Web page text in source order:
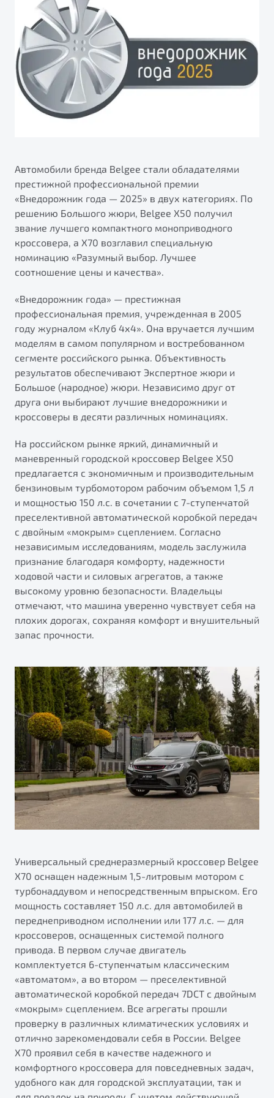
Яркий кроссовер
от 2 219 990 ₽*
Обзор В наличии
Элегантный и практичный седан
Обзор В наличии
X70
Универсальный кроссовер
от 2 499 990 ₽*
Обзор
Автокредит
Трейд-ин
Страхование
Расчет КАСКО
Узнайте о специальных выгодах при покупке
автомобиля Belgee
Подробно
Автомобили в наличии
Тест-драйв
Автокредит
Спецпредложения
ПОДДЕРЖКА
Гарантия Belgee
Belgee Линк
Belgee Клуб
Belgee Плюс
Помощь на дорогах
Будьте еще более уверены на дорогах с программой
"Помощь на дорогах"
Преимущества программы
Запись на сервис
Калькулятор ТО
Клиентская поддержка
О дилерском центре
Правовая информация
Автомобили бренда Belgee стали обладателями
престижной профессиональной премии
«Внедорожник года — 2025» в двух категориях. По
решению Большого жюри, Belgee X50 получил
звание лучшего компактного моноприводного
кроссовера, а X70 возглавил специальную
номинацию «Разумный выбор. Лучшее
соотношение цены и качества».
«Внедорожник года» — престижная
профессиональная премия, учрежденная в 2005
году журналом «Клуб 4х4». Она вручается лучшим
моделям в самом популярном и востребованном
сегменте российского рынка. Объективность
результатов обеспечивают Экспертное жюри и
Большое (народное) жюри. Независимо друг от
друга они выбирают лучшие внедорожники и
кроссоверы в десяти различных номинациях.
На российском рынке яркий, динамичный и
маневренный городской кроссовер Belgee X50
предлагается с экономичным и производительным
бензиновым турбомотором рабочим объемом 1,5 л
и мощностью 150 л.с. в сочетании с 7-ступенчатой
преселективной автоматической коробкой передач
с двойным «мокрым» сцеплением. Согласно
независимым исследованиям, модель заслужила
признание благодаря комфорту, надежности
ходовой части и силовых агрегатов, а также
высокому уровню безопасности. Владельцы
отмечают, что машина уверенно чувствует себя на
плохих дорогах, сохраняя комфорт и внушительный
запас прочности.
Универсальный среднеразмерный кроссовер Belgee
X70 оснащен надежным 1,5-литровым мотором с
турбонаддувом и непосредственным впрыском. Его
мощность составляет 150 л.с. для автомобилей в
переднеприводном исполнении или 177 л.с. — для
кроссоверов, оснащенных системой полного
привода. В первом случае двигатель
комплектуется 6-ступенчатым классическим
«автоматом», а во втором — преселективной
автоматической коробкой передач 7DCT с двойным
«мокрым» сцеплением. Все агрегаты прошли
проверку в различных климатических условиях и
отлично зарекомендовали себя в России. Belgee
X70 проявил себя в качестве надежного и
комфортного кроссовера для повседневных задач,
удобного как для городской эксплуатации, так и